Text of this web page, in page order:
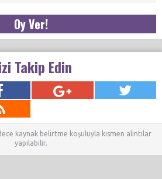
Oy Ver!
Takip Edin
kaynak belirtme koşuluyla kısmen alıntılar
yapılabilir.